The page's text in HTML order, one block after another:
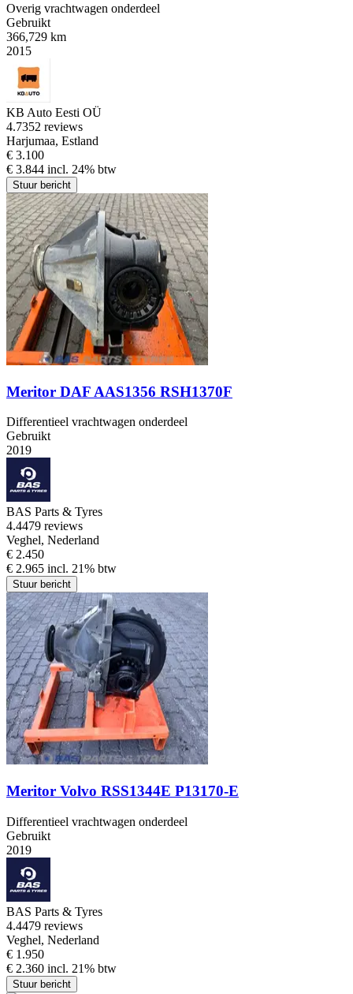
Overig vrachtwagen onderdeel
Gebruikt
366,729 km
2015
KB Auto Eesti OÜ
4.7352 reviews
Harjumaa, Estland
€ 3.100
€ 3.844 incl. 24% btw
Stuur bericht
Meritor DAF AAS1356 RSH1370F
Differentieel vrachtwagen onderdeel
Gebruikt
2019
BAS Parts & Tyres
4.4479 reviews
Veghel, Nederland
€ 2.450
€ 2.965 incl. 21% btw
Stuur bericht
Meritor Volvo RSS1344E P13170-E
Differentieel vrachtwagen onderdeel
Gebruikt
2019
BAS Parts & Tyres
4.4479 reviews
Veghel, Nederland
€ 1.950
€ 2.360 incl. 21% btw
Stuur bericht